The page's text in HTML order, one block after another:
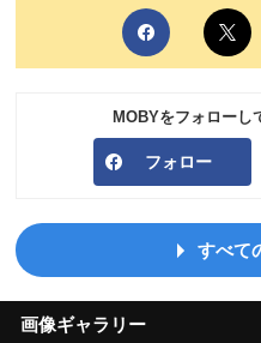
MOBYをフォローし
フォロー
すべて
画像ギャラリー